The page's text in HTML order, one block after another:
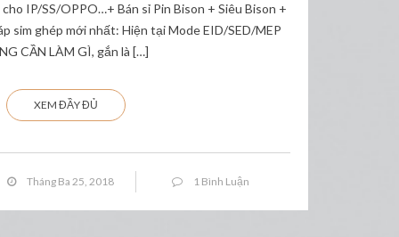
IP/SS/OPPO…+ Bán sỉ Pin Bison + Siêu Bison +
sim ghép mới nhất: Hiện tại Mode EID/SED/MEP
CẦN LÀM GÌ, gắn là […]
XEM ĐẦY ĐỦ
Tháng Ba 25, 2018 1 Bình Luận